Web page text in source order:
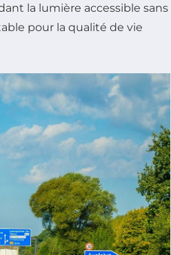
la lumière accessible sans
pour la qualité de vie